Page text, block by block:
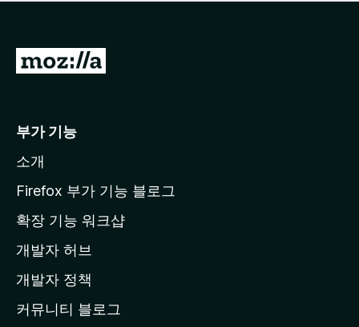
점
습
니
M
l
a
페
이
지
이
부가 기능
소개
Firefox 부가 기능 블로그
확장 기능 워크샵
개발자 허브
개발자 정책
커뮤니티 블로그